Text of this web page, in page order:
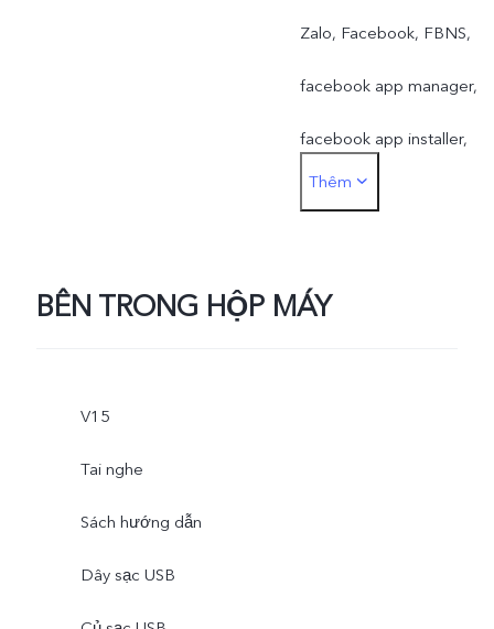
Zalo, Facebook, FBNS,
facebook app manager,
facebook app installer,
google news
Thêm
BÊN TRONG HỘP MÁY
V15
Tai nghe
Sách hướng dẫn
Dây sạc USB